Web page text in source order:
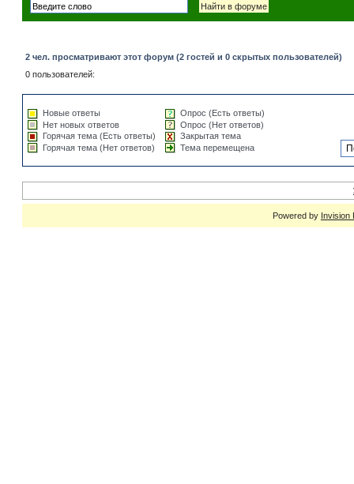
2 чел. просматривают этот форум (2 гостей и 0 скрытых пользователей)
0 пользователей:
Новые ответы
Нет новых ответов
Горячая тема (Есть ответы)
Горячая тема (Нет ответов)
Опрос (Есть ответы)
Опрос (Нет ответов)
Закрытая тема
Тема перемещена
Powered by Invision